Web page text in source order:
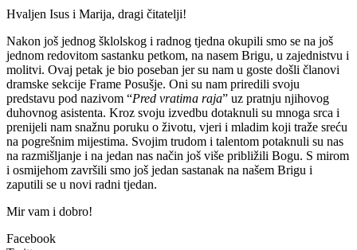
Hvaljen Isus i Marija, dragi čitatelji!
Nakon još jednog šklolskog i radnog tjedna okupili smo se na još
jednom redovitom sastanku petkom, na nasem Brigu, u zajednistvu i
molitvi. Ovaj petak je bio poseban jer su nam u goste došli članovi
dramske sekcije Frame Posušje. Oni su nam priredili svoju
predstavu pod nazivom “Pred vratima raja” uz pratnju njihovog
duhovnog asistenta. Kroz svoju izvedbu dotaknuli su mnoga srca i
prenijeli nam snažnu poruku o životu, vjeri i mladim koji traže sreću
na pogrešnim mijestima. Svojim trudom i talentom potaknuli su nas
na razmišljanje i na jedan nas način još više približili Bogu. S mirom
i osmijehom završili smo još jedan sastanak na našem Brigu i
zaputili se u novi radni tjedan.
Mir vam i dobro!
Facebook